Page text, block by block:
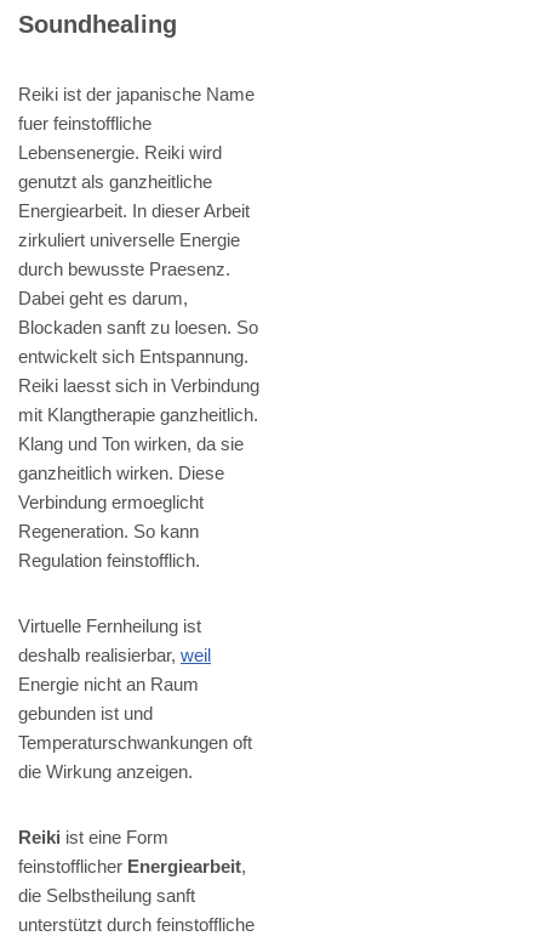
Soundhealing
Reiki ist der japanische Name
fuer feinstoffliche
Lebensenergie. Reiki wird
genutzt als ganzheitliche
Energiearbeit. In dieser Arbeit
zirkuliert universelle Energie
durch bewusste Praesenz.
Dabei geht es darum,
Blockaden sanft zu loesen. So
entwickelt sich Entspannung.
Reiki laesst sich in Verbindung
mit Klangtherapie ganzheitlich.
Klang und Ton wirken, da sie
ganzheitlich wirken. Diese
Verbindung ermoeglicht
Regeneration. So kann
Regulation feinstofflich.
Virtuelle Fernheilung ist
deshalb realisierbar, weil
Energie nicht an Raum
gebunden ist und
Temperaturschwankungen oft
die Wirkung anzeigen.
Reiki ist eine Form
feinstofflicher Energiearbeit,
die Selbstheilung sanft
unterstützt durch feinstoffliche